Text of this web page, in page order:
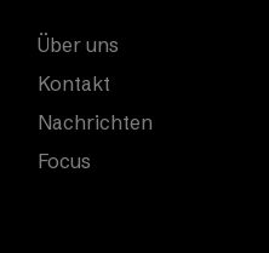
Über uns
Kontakt
Nachrichten
Focus